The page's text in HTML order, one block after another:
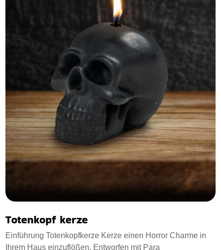
Totenkopf kerze
Einführung Totenkopfkerze Kerze einen Horror Charme in
Ihrem Haus einzuflößen. Entworfen mit Para